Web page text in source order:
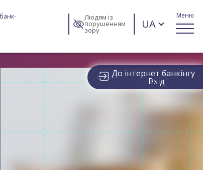
Людям із
порушенням
зору UA
До інтернет банкінгу
Вхід
Меню